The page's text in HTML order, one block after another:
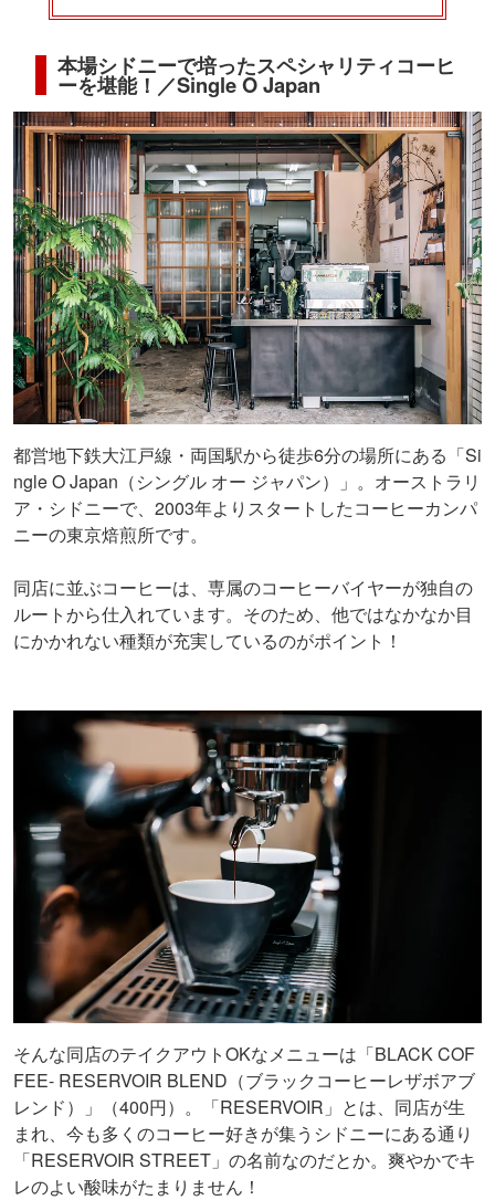
本場シドニーで培ったスペシャリティコーヒ
ーを堪能！／Single O Japan
都営地下鉄大江戸線・両国駅から徒歩6分の場所にある「Si
ngle O Japan（シングル オー ジャパン）」。オーストラリ
ア・シドニーで、2003年よりスタートしたコーヒーカンパ
ニーの東京焙煎所です。
同店に並ぶコーヒーは、専属のコーヒーバイヤーが独自の
ルートから仕入れています。そのため、他ではなかなか目
にかかれない種類が充実しているのがポイント！
そんな同店のテイクアウトOKなメニューは「BLACK COF
FEE- RESERVOIR BLEND（ブラックコーヒーレザボアブ
レンド）」（400円）。「RESERVOIR」とは、同店が生
まれ、今も多くのコーヒー好きが集うシドニーにある通り
「RESERVOIR STREET」の名前なのだとか。爽やかでキ
レのよい酸味がたまりません！